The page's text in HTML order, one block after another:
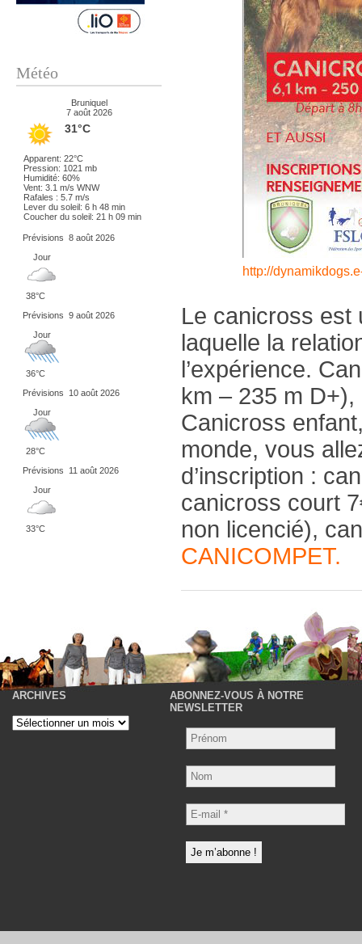
Météo
Bruniquel
7 août 2026
31°C
Apparent: 22°C
Pression: 1021 mb
Humidité: 60%
Vent: 3.1 m/s WNW
Rafales : 5.7 m/s
Lever du soleil: 6 h 48 min
Coucher du soleil: 21 h 09 min
Prévisions 8 août 2026
Jour
38°C
Prévisions 9 août 2026
Jour
36°C
Prévisions
10 août 2026
Jour
28°C
Prévisions
11 août 2026
Jour
33°C
http://
Le canicross est
laquelle la
l’expérience.
km – 235 m
Canicross
monde, vous
d’inscription :
canicross court
non licencié),
CANICOMPET.
ARCHIVES
Archives
ABONNEZ-VOUS À NOTRE
NEWSLETTER
Nom
E-
mail
*